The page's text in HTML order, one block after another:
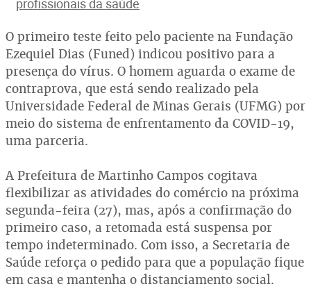
O primeiro teste feito pelo paciente na Fundação
Ezequiel Dias (Funed) indicou positivo para a
presença do vírus. O homem aguarda o exame de
contraprova, que está sendo realizado pela
Universidade Federal de Minas Gerais (UFMG) por
meio do sistema de enfrentamento da COVID-19,
uma parceria.
A Prefeitura de Martinho Campos cogitava
flexibilizar as atividades do comércio na próxima
segunda-feira (27), mas, após a confirmação do
primeiro caso, a retomada está suspensa por
tempo indeterminado. Com isso, a Secretaria de
Saúde reforça o pedido para que a população fique
em casa e mantenha o distanciamento social.